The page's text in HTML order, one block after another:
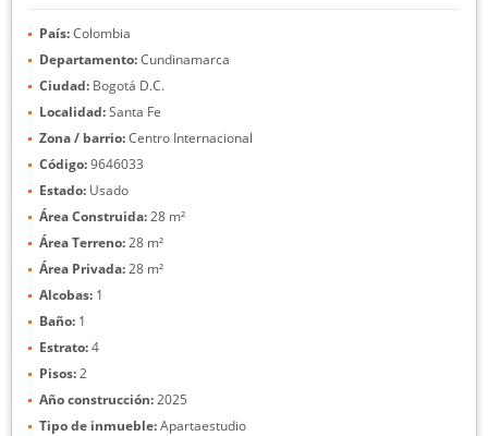
País:Colombia
Departamento:Cundinamarca
Ciudad: Bogotá D.C.
Localidad:Santa Fe
Zona / barrio:Centro Internacional
Código:9646033
Estado: Usado
Área Construida:28 m²
Área Terreno:28 m²
Área Privada:28 m²
Alcobas: 1
Baño: 1
Estrato:4
Pisos:2
Año construcción:2025
Tipo de inmueble:Apartaestudio